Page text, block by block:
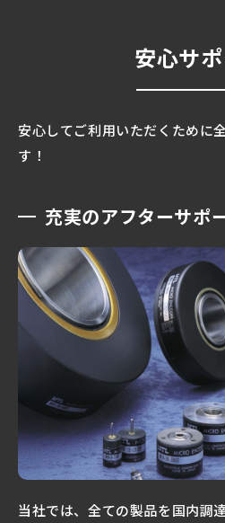
安心サ
安心してご利用いただくために
す！
充実のアフターサポ
当社では、全ての製品を国内調